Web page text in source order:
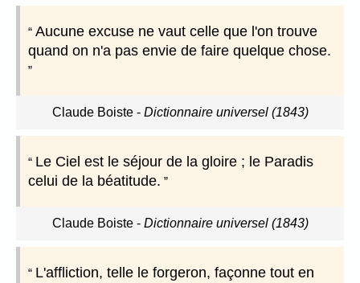
Aucune excuse ne vaut celle que l'on trouve
quand on n'a pas envie de faire quelque chose.
Claude Boiste- Dictionnaire universel (1843)
Le Ciel est le séjour de la gloire ; le Paradis
celui de la béatitude.
Claude Boiste- Dictionnaire universel (1843)
L'affliction, telle le forgeron, façonne tout en